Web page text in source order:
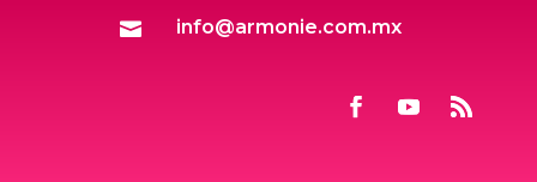
 info@armonie.com.mx